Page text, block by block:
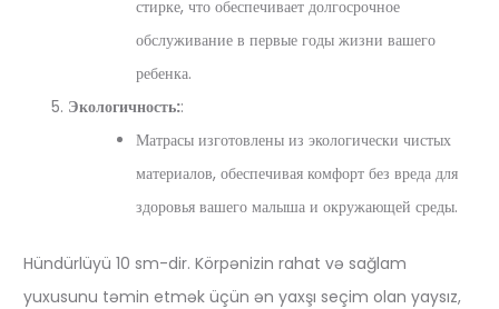
стирке, что обеспечивает долгосрочное
обслуживание в первые годы жизни вашего
ребенка.
Экологичность::
Матрасы изготовлены из экологически чистых
материалов, обеспечивая комфорт без вреда для
здоровья вашего малыша и окружающей среды.
Hündürlüyü 10 sm-dir. Körpənizin rahat və sağlam
yuxusunu təmin etmək üçün ən yaxşı seçim olan yaysız,